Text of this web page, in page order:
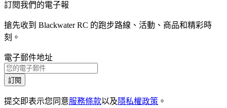
訂閱我們的電子報
搶先收到 Blackwater RC 的跑步路線、活動、商品和精彩時
刻。
電子郵件地址
訂閱
提交即表示您同意服務條款以及隱私權政策 。